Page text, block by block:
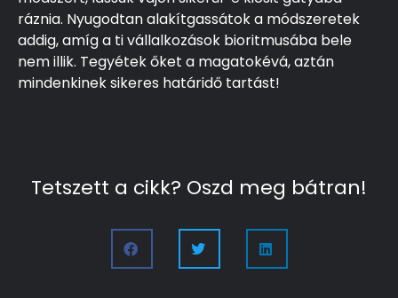
ráznia. Nyugodtan alakítgassátok a módszeretek
addig, amíg a ti vállalkozások bioritmusába bele
nem illik. Tegyétek őket a magatokévá, aztán
mindenkinek sikeres határidő tartást!
Tetszett a cikk? Oszd meg bátran!